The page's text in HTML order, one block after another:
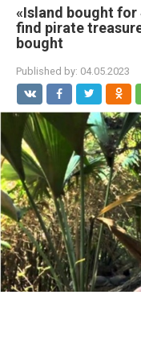
«Island bought for
find pirate
bought
Published by: 04.05.2023